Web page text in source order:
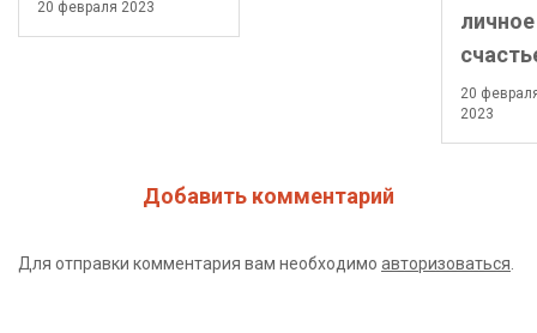
20 февраля 2023
личное
20
2023
Добавить комментарий
Для отправки комментария вам необходимо авторизоваться.